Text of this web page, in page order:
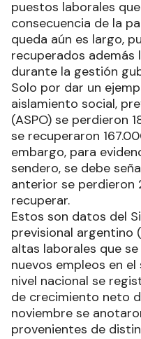
puestos laborales
consecuencia de la
queda aún es largo,
recuperados
durante la gestión
Solo por dar un
aislamiento social,
(ASPO) se perdieron
se recuperaron
embargo, para
sendero, se debe
anterior se perdieron
recuperar.
Estos son datos del
previsional argentino
altas laborales que
nuevos empleos en
nivel nacional se
de crecimiento neto
noviembre se
provenientes de